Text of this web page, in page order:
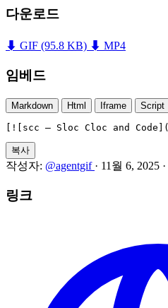
다운로드
⬇ GIF (95.8 KB) ⬇ MP4
임베드
Markdown Html Iframe Script
[![scc — Sloc Cloc and
복사
작성자: @agentgif · 11월 6, 2025 ·
링크